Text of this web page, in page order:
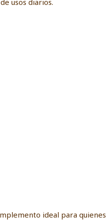
usos diarios.
ideal para quienes